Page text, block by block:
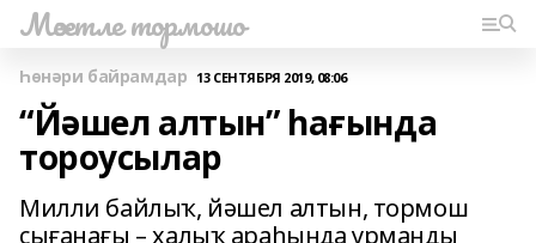
Мәсетле тормошо
Һөнәри байрамдар 13 СЕНТЯБРЯ 2019, 08:06
“Йәшел алтын” һағында
тороусылар
Милли байлыҡ, йәшел алтын, тормош
сығанағы – халыҡ араһында урманды